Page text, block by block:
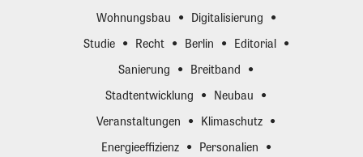
Wohnungsbau
Digitalisierung
Studie
Recht Berlin
Editorial
Sanierung
Breitband
Stadtentwicklung
Neubau
Veranstaltungen
Klimaschutz
Energieeffizienz
Personalien